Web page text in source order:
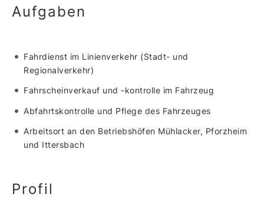
Aufgaben
Fahrdienst im Linienverkehr (Stadt- und
Regionalverkehr)
Fahrscheinverkauf und -kontrolle im Fahrzeug
Abfahrtskontrolle und Pflege des Fahrzeuges
Arbeitsort an den Betriebshöfen Mühlacker, Pforzheim
und Ittersbach
Profil